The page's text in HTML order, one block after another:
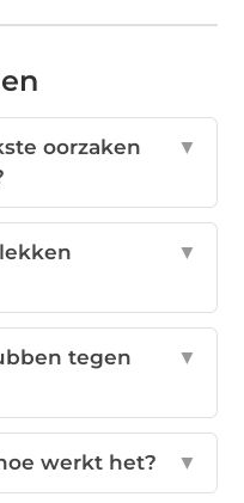
oorzaken
▼
▼
tegen
▼
werkt het? ▼